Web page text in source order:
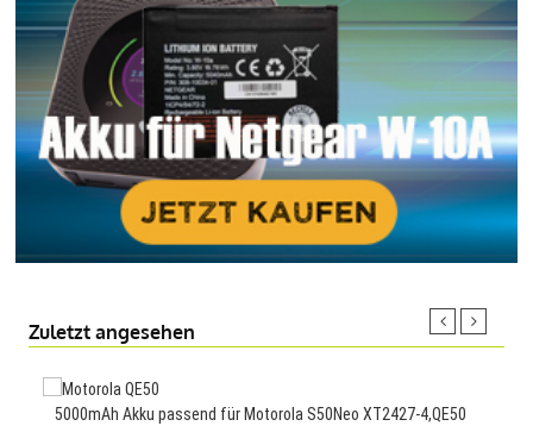
Zuletzt angesehen
5000mAh Akku passend für Motorola S50Neo XT2427-4,QE50